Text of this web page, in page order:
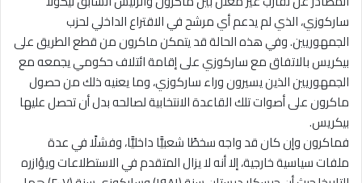
ساركوزي، الذي لم يدعم أي مرشح في الاقتراع الداخلي لحزب
الجمهوريين. وفي هذه الحالة قد يتمكن ماكرون من قطع الطريق على
بيكريس بالاتفاق مع ساركوزي على إقامة ائتلاف حكومي يجمعه مع
الجمهوريين الذين يسيرون وراء ساركوزي، وما يعنيه ذلك من حصول
ماكرون على أصوات تلك القاعدة الانتخابية لصالحه بدل أن تحصل عليها
بيكريس.
فماكرون وإن كان قد واجه سخطًا شعبيًّا داخليًّا، وفشلًا في عدة
ملفات سياسية خارجية، إلا أنه لا يزال المتقدم في الاستطلاعات ويؤازره